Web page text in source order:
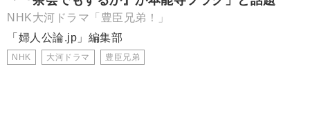
NHK大河ドラマ「豊臣兄弟！」
「婦人公論.jp」編集部
NHK 大河ドラマ 豊臣兄弟